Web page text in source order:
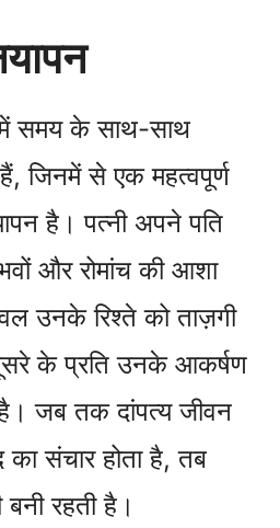
में समय के साथ-साथ
जिनमें से एक महत्वपूर्ण
है। पत्नी अपने पति
और रोमांच की आशा
उनके रिश्ते को ताज़गी
के प्रति उनके आकर्षण
जब तक दांपत्य जीवन
संचार होता है, तब
रहती है।